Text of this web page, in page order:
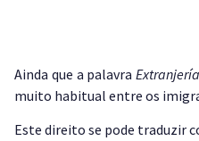
Ainda que a palavraExtranjería
muito habitual entre os
Este direito se pode traduzir